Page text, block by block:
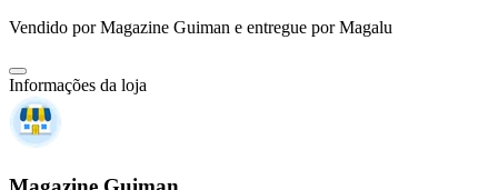
Vendido porMagazine Guiman e entregue por Magalu
Informações da loja